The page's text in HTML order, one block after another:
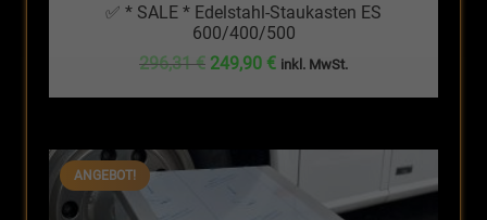
✅ * SALE * Edelstahl-Staukasten ES
600/400/500
296,31€ Ursprünglicher
296,31 €
249,90 €Aktueller
249,90 €.
inkl. MwSt.
ANGEBOT!